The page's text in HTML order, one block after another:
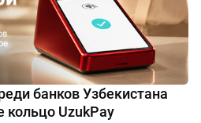
банков Узбекистана
кольцо UzukPay